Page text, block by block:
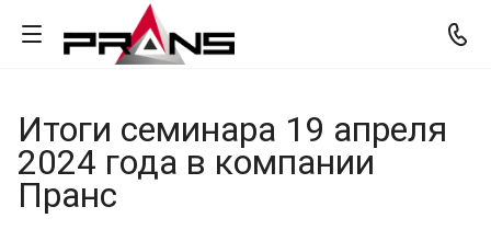
Итоги семинара 19 апреля
2024 года в компании
Пранс